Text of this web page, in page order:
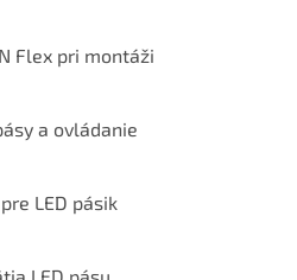
Flex pri montáži
a ovládanie
LED pásik